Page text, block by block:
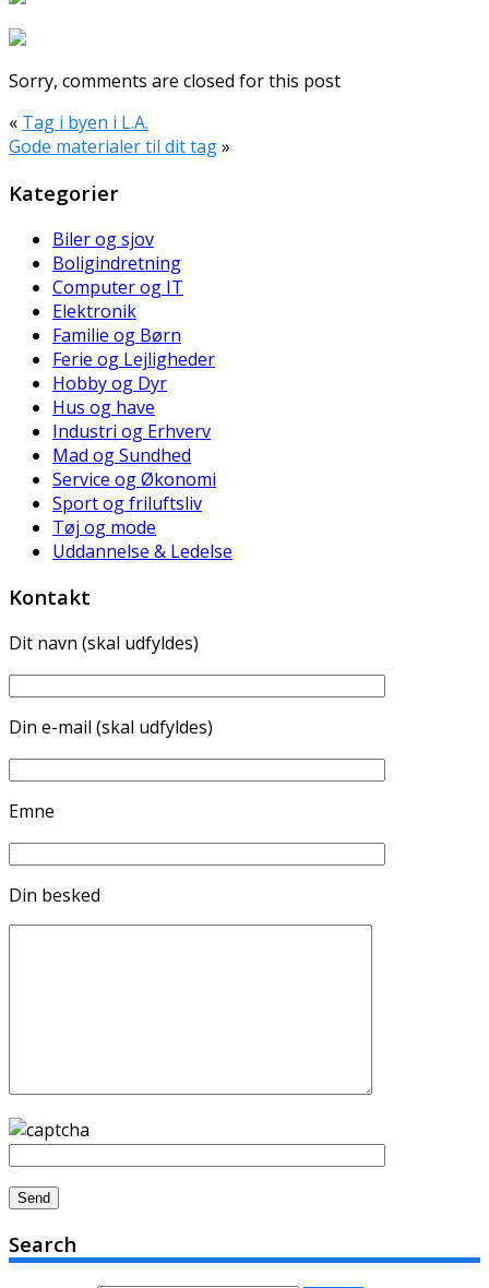
Sorry, comments are closed for this post
« Tag i byen i L.A.
Gode materialer til dit tag»
Kategorier
Biler og sjov
Boligindretning
Computer og IT
Elektronik
Familie og Børn
Ferie og Lejligheder
Hobby og Dyr
Hus og have
Industri og Erhverv
Mad og Sundhed
Service og Økonomi
Sport og friluftsliv
Tøj og mode
Uddannelse & Ledelse
Kontakt
Dit navn (skal udfyldes)
Din e-mail (skal udfyldes)
Emne
Din besked
Search